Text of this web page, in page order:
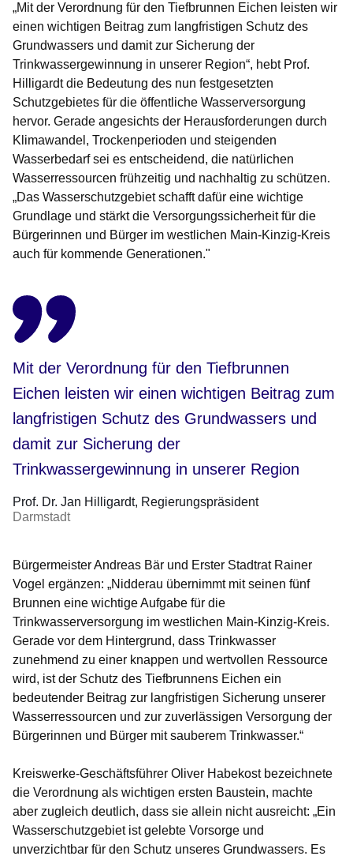
„Mit der Verordnung für den Tiefbrunnen Eichen leisten wir
einen wichtigen Beitrag zum langfristigen Schutz des
Grundwassers und damit zur Sicherung der
Trinkwassergewinnung in unserer Region“, hebt Prof.
Hilligardt die Bedeutung des nun festgesetzten
Schutzgebietes für die öffentliche Wasserversorgung
hervor. Gerade angesichts der Herausforderungen durch
Klimawandel, Trockenperioden und steigenden
Wasserbedarf sei es entscheidend, die natürlichen
Wasserressourcen frühzeitig und nachhaltig zu schützen.
„Das Wasserschutzgebiet schafft dafür eine wichtige
Grundlage und stärkt die Versorgungssicherheit für die
Bürgerinnen und Bürger im westlichen Main-Kinzig-Kreis
auch für kommende Generationen."
Mit der Verordnung für den Tiefbrunnen
Eichen leisten wir einen wichtigen Beitrag zum
langfristigen Schutz des Grundwassers und
damit zur Sicherung der
Trinkwassergewinnung in unserer Region
Prof. Dr. Jan Hilligardt Regierungspräsident
Darmstadt
Bürgermeister Andreas Bär und Erster Stadtrat Rainer
Vogel ergänzen: „Nidderau übernimmt mit seinen fünf
Brunnen eine wichtige Aufgabe für die
Trinkwasserversorgung im westlichen Main-Kinzig-Kreis.
Gerade vor dem Hintergrund, dass Trinkwasser
zunehmend zu einer knappen und wertvollen Ressource
wird, ist der Schutz des Tiefbrunnens Eichen ein
bedeutender Beitrag zur langfristigen Sicherung unserer
Wasserressourcen und zur zuverlässigen Versorgung der
Bürgerinnen und Bürger mit sauberem Trinkwasser.“
Kreiswerke-Geschäftsführer Oliver Habekost bezeichnete
die Verordnung als wichtigen ersten Baustein, machte
aber zugleich deutlich, dass sie allein nicht ausreicht: „Ein
Wasserschutzgebiet ist gelebte Vorsorge und
unverzichtbar für den Schutz unseres Grundwassers. Es